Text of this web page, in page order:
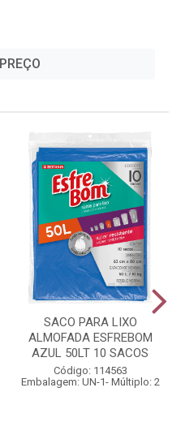
SACO PARA LIXO
ALMOFADA ESFREBOM
AZUL 50LT 10 SACOS
Código: 114563
Embalagem: UN-1- Múltiplo: 2